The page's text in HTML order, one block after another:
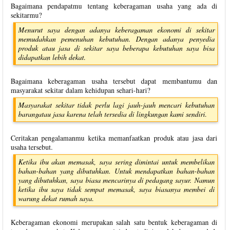
Bagaimana pendapatmu tentang keberagaman usaha yang ada di
sekitarmu?
Menurut saya dengan adanya keberagaman ekonomi di sekitar
memudahkan pemenuhan kebutuhan. Dengan adanya penyedia
produk atau jasa di sekitar saya beberapa kebutuhan saya bisa
didapatkan lebih dekat.
Bagaimana keberagaman usaha tersebut dapat membantumu dan
masyarakat sekitar dalam kehidupan sehari-hari?
Masyarakat sekitar tidak perlu lagi jauh-jauh mencari kebutuhan
barangatau jasa karena telah tersedia di lingkungan kami sendiri.
Ceritakan pengalamanmu ketika memanfaatkan produk atau jasa dari
usaha tersebut.
Ketika ibu akan memasak, saya sering dimintai untuk membelikan
bahan-bahan yang dibutuhkan. Untuk mendapatkan bahan-bahan
yang dibutuhkan, saya biasa mencarinya di pedagang sayur. Namun
ketika ibu saya tidak sempat memasak, saya biasanya membei di
warung dekat rumah saya.
Keberagaman ekonomi merupakan salah satu bentuk keberagaman di